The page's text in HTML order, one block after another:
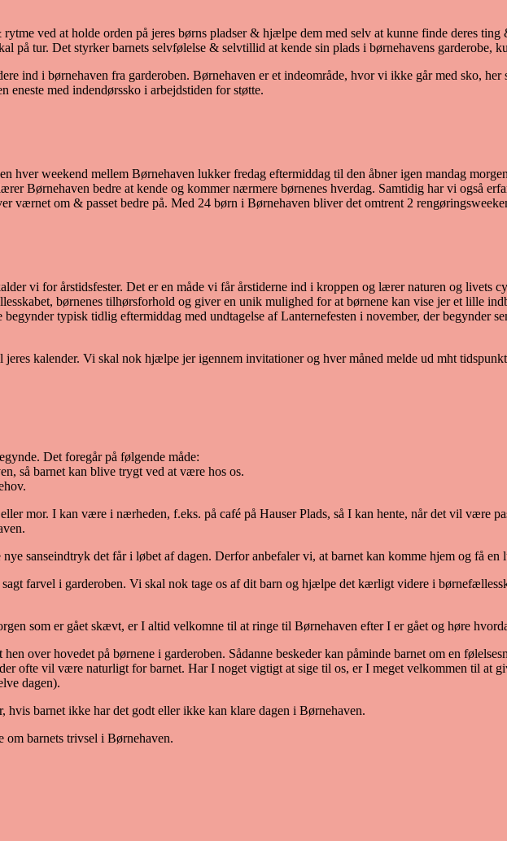
ved at holde orden på jeres børns pladser & hjælpe dem med selv at kunne finde deres
på tur. Det styrker barnets selvfølelse & selvtillid at kende sin plads i børnehavens garderobe,
ind i børnehaven fra garderoben. Børnehaven er et indeområde, hvor vi ikke går med sko,
eneste med indendørssko i arbejdstiden for støtte.
hver weekend mellem Børnehaven lukker fredag eftermiddag til den åbner igen mandag
Børnehaven bedre at kende og kommer nærmere børnenes hverdag. Samtidig har vi også
værnet om & passet bedre på. Med 24 børn i Børnehaven bliver det omtrent 2
vi for årstidsfester. Det er en måde vi får årstiderne ind i kroppen og lærer naturen og livets
børnenes tilhørsforhold og giver en unik mulighed for at børnene kan vise jer et lille
typisk tidlig eftermiddag med undtagelse af Lanternefesten i november, der begynder
kalender. Vi skal nok hjælpe jer igennem invitationer og hver måned melde ud mht
Det foregår på følgende måde:
så barnet kan blive trygt ved at være hos os.
mor. I kan være i nærheden, f.eks. på café på Hauser Plads, så I kan hente, når det vil være
sanseindtryk det får i løbet af dagen. Derfor anbefaler vi, at barnet kan komme hjem og få en
farvel i garderoben. Vi skal nok tage os af dit barn og hjælpe det kærligt videre i
som er gået skævt, er I altid velkomne til at ringe til Børnehaven efter I er gået og høre
over hovedet på børnene i garderoben. Sådanne beskeder kan påminde barnet om en
ofte vil være naturligt for barnet. Har I noget vigtigt at sige til os, er I meget velkommen til at
dagen).
barnet ikke har det godt eller ikke kan klare dagen i Børnehaven.
barnets trivsel i Børnehaven.